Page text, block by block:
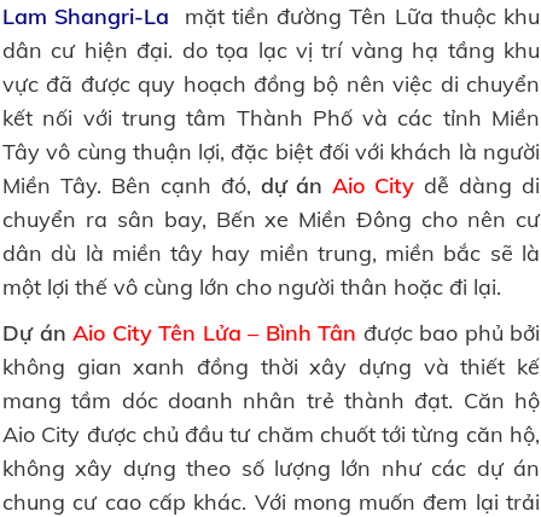
Lam Shangri-La mặt tiền đường Tên Lữa thuộc khu
dân cư hiện đại. do tọa lạc vị trí vàng hạ tầng khu
vực đã được quy hoạch đồng bộ nên việc di chuyển
kết nối với trung tâm Thành Phố và các tỉnh Miền
Tây vô cùng thuận lợi, đặc biệt đối với khách là người
Miền Tây. Bên cạnh đó, dự án Aio City dễ dàng di
chuyển ra sân bay, Bến xe Miền Đông cho nên cư
dân dù là miền tây hay miền trung, miền bắc sẽ là
một lợi thế vô cùng lớn cho người thân hoặc đi lại.
Dự án Aio City Tên Lửa – Bình Tân được bao phủ bởi
không gian xanh đồng thời xây dựng và thiết kế
mang tầm dóc doanh nhân trẻ thành đạt. Căn hộ
Aio City được chủ đầu tư chăm chuốt tới từng căn hộ,
không xây dựng theo số lượng lớn như các dự án
chung cư cao cấp khác. Với mong muốn đem lại trải